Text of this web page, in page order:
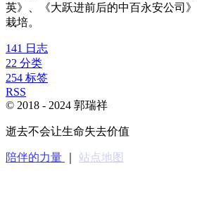
英》、《大跃进前后的中百永安公司
栽培。
141 日志
22 分类
254 标签
RSS
© 2018 - 2024 郭瑞祥
逝去不会让生命失去价值
陪伴的力量 站点地图